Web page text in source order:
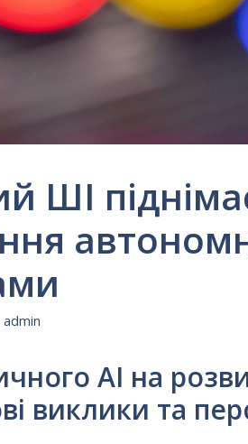
ШІ
admin
AI на
виклики та